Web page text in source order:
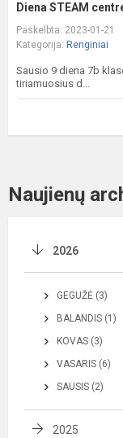
Diena STEAM
Paskelbta: 2023-01-21
Kategorija: Renginiai
Sausio 9 diena 7b
tiriamuosius d...
Naujienų
2026
GEGUŽĖ (3)
BALANDIS (1)
KOVAS (3)
VASARIS (6)
SAUSIS (2)
2025